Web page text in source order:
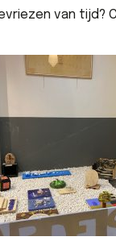
van tijd?